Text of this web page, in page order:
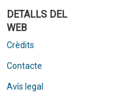
DETALLS DEL
WEB
Crèdits
Contacte
Avís legal